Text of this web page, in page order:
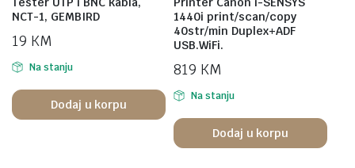
NCT-1, GEMBIRD
19 KM
Na stanju
Dodaj u korpu
1440i print/scan/copy
40str/min Duplex+ADF
USB.WiFi.
819 KM
Na stanju
Dodaj u korpu